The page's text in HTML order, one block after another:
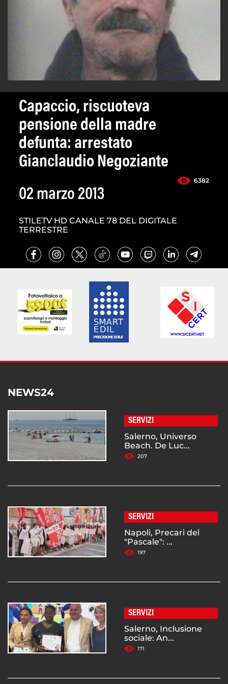
Capaccio, riscuoteva
pensione della madre
defunta: arrestato
Gianclaudio Negoziante
6382
02 marzo 2013
STILETV HD CANALE 78 DEL DIGITALE
TERRESTRE
NEWS24
SERVIZI
Salerno, Universo
Beach. De Luc...
207
SERVIZI
Napoli, Precari del
"Pascale": ...
197
SERVIZI
Salerno, Inclusione
sociale: An...
171